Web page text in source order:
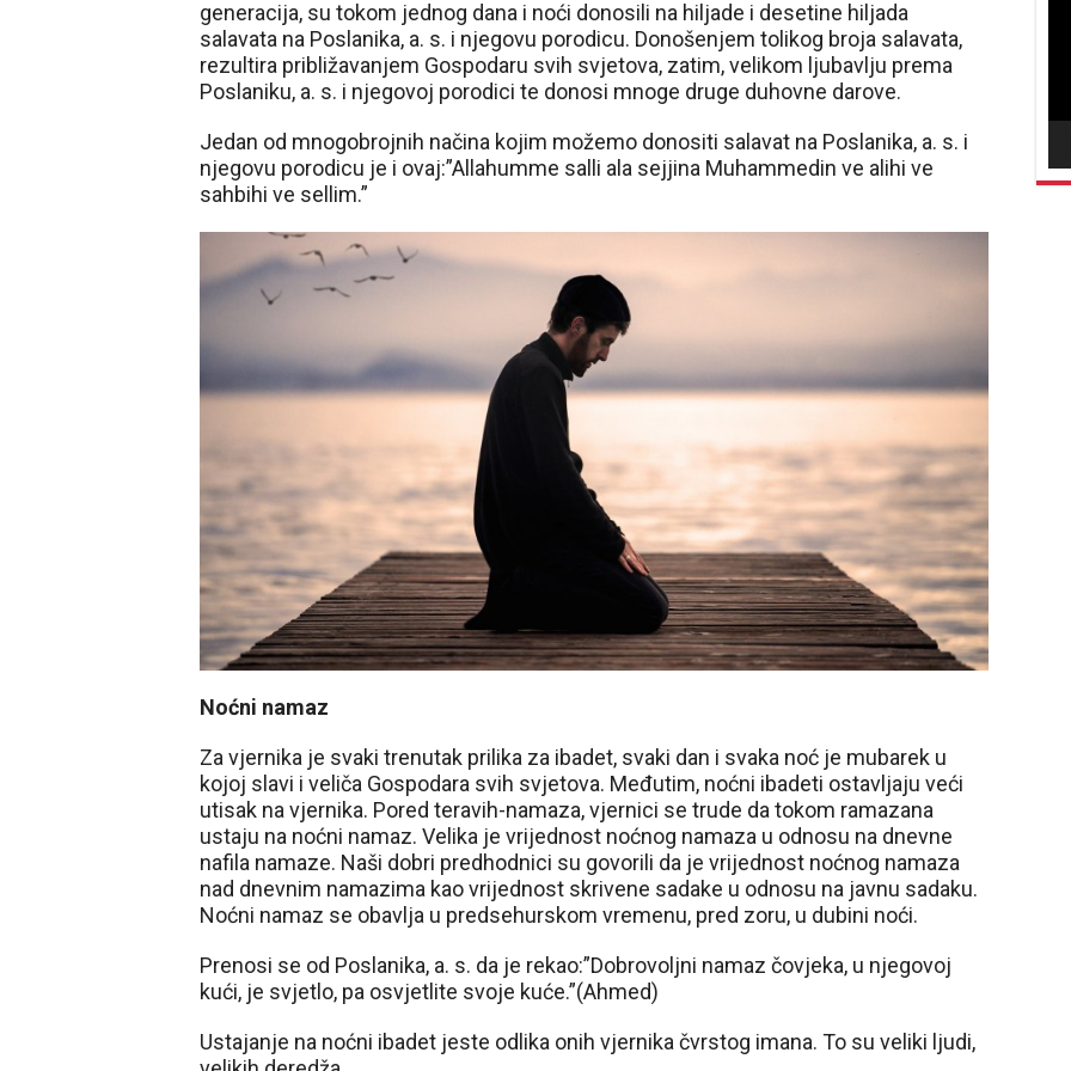
generacija, su tokom jednog dana i noći donosili na hiljade i desetine hiljada
salavata na Poslanika, a. s. i njegovu porodicu. Donošenjem tolikog broja salavata,
rezultira približavanjem Gospodaru svih svjetova, zatim, velikom ljubavlju prema
Poslaniku, a. s. i njegovoj porodici te donosi mnoge druge duhovne darove.
Jedan od mnogobrojnih načina kojim možemo donositi salavat na Poslanika, a. s. i
njegovu porodicu je i ovaj:”Allahumme salli ala sejjina Muhammedin ve alihi ve
sahbihi ve sellim.”
Noćni namaz
Za vjernika je svaki trenutak prilika za ibadet, svaki dan i svaka noć je mubarek u
kojoj slavi i veliča Gospodara svih svjetova. Međutim, noćni ibadeti ostavljaju veći
utisak na vjernika. Pored teravih-namaza, vjernici se trude da tokom ramazana
ustaju na noćni namaz. Velika je vrijednost noćnog namaza u odnosu na dnevne
nafila namaze. Naši dobri predhodnici su govorili da je vrijednost noćnog namaza
nad dnevnim namazima kao vrijednost skrivene sadake u odnosu na javnu sadaku.
Noćni namaz se obavlja u predsehurskom vremenu, pred zoru, u dubini noći.
Prenosi se od Poslanika, a. s. da je rekao:”Dobrovoljni namaz čovjeka, u njegovoj
kući, je svjetlo, pa osvjetlite svoje kuće.”(Ahmed)
Ustajanje na noćni ibadet jeste odlika onih vjernika čvrstog imana. To su veliki ljudi,